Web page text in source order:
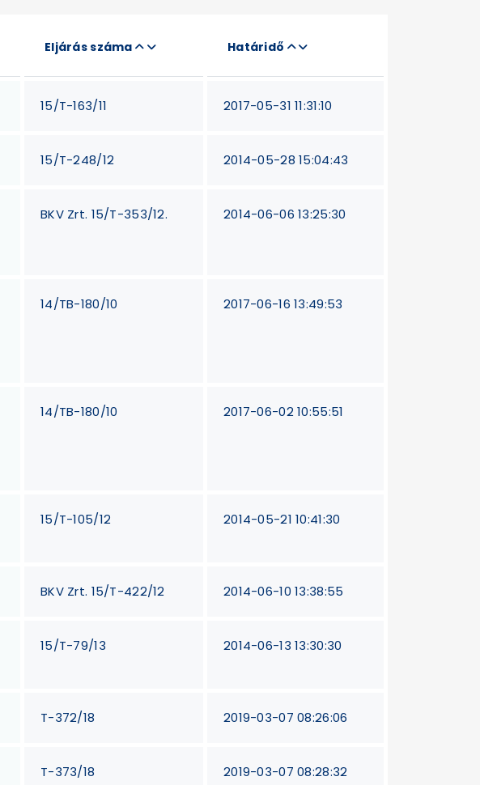
Eljárás száma Határidő
15/T-163/11 2017-05-31 11:31:10
15/T-248/12 2014-05-28 15:04:43
BKV Zrt. 15/T-353/12. 2014-06-06 13:25:30
14/TB-180/10 2017-06-16 13:49:53
14/TB-180/10 2017-06-02 10:55:51
15/T-105/12 2014-05-21 10:41:30
BKV Zrt. 15/T-422/12 2014-06-10 13:38:55
15/T-79/13 2014-06-13 13:30:30
T-372/18 2019-03-07 08:26:06
T-373/18 2019-03-07 08:28:32